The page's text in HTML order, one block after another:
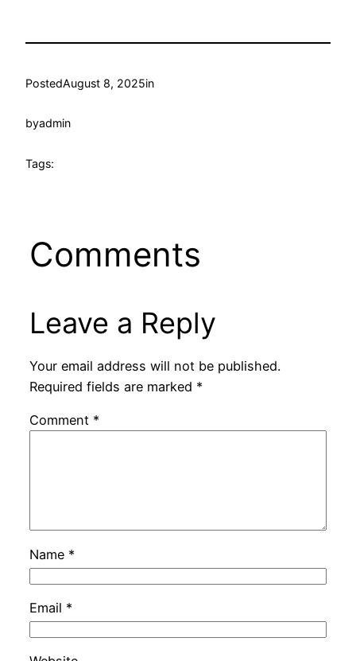
PostedAugust 8, 2025in
byadmin
Tags:
Comments
Leave a Reply
Your email address will not be published.
Required fields are marked *
Comment *
Name *
Email *